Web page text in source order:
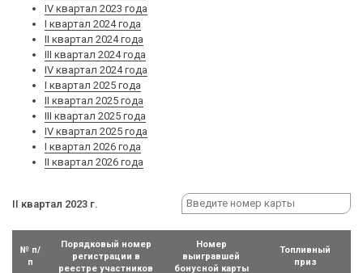
IV квартал 2023 года
I квартал 2024 года
II квартал 2024 года
III квартал 2024 года
IV квартал 2024 года
I квартал 2025 года
II квартал 2025 года
III квартал 2025 года
IV квартал 2025 года
I квартал 2026 года
II квартал 2026 года
II квартал 2023 г.
№ п/
п
Порядковый номер
регистрации в
реестре участников
Номер
выигравшей
бонусной карты
Топливный
приз